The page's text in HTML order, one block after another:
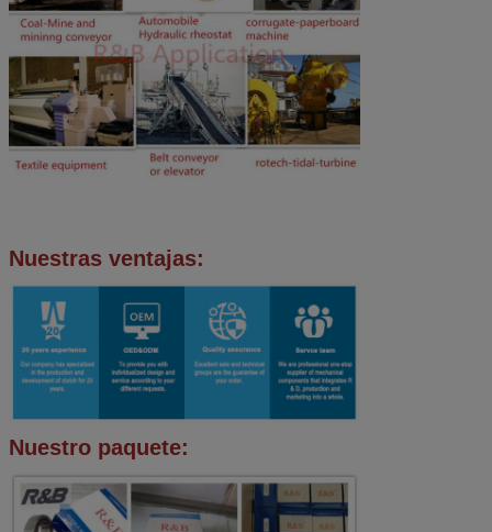
Nuestras ventajas:
Nuestro paquete: